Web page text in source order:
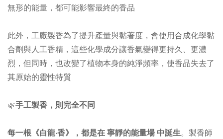
無形的能量，都可能影響最終的香品
此外，工廠製香為了提升產量與黏著度，會使用合成化學黏
合劑與人工香精，這些化學成分讓香氣變得更持久、更濃
烈，但同時，也改變了植物本身的純淨頻率，使香品失去了
其原始的靈性特質
🌿手工製香，則完全不同
每一根《白龍·香》，都是在 寧靜的能量場 中誕生。製香師